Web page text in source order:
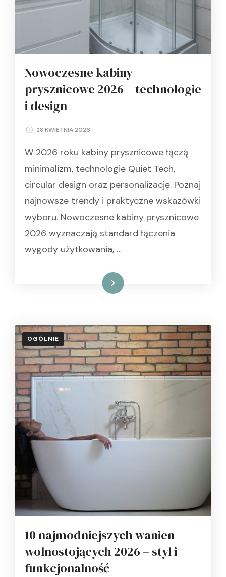
Nowoczesne kabiny
prysznicowe 2026 – technologie
i design
28 KWIETNIA 2026
W 2026 roku kabiny prysznicowe łączą
minimalizm, technologie Quiet Tech,
circular design oraz personalizację. Poznaj
najnowsze trendy i praktyczne wskazówki
wyboru. Nowoczesne kabiny prysznicowe
2026 wyznaczają standard łączenia
wygody użytkowania, …
Czytaj dalej
OGÓLNIE
10 najmodniejszych wanien
wolnostojących 2026 – styl i
funkcjonalność